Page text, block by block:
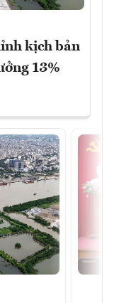
kịch bản
13%